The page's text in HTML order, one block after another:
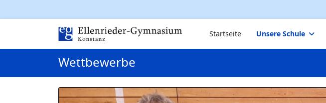
Startseite Unsere Schule
Wettbewerbe